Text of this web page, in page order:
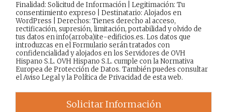
Finalidad: Solicitud de Información | Legitimación: Tu
consentimiento expreso | Destinatario: Alojados en
WordPress | Derechos: Tienes derecho al acceso,
rectificación, supresión, limitación, portabilidad y olvido de
tus datos en info(arroba)ite-edificios.es. Los datos que
introduzcas en el Formulario serán tratados con
confidencialidad y alojados en los Servidores de OVH
Hispano S.L. OVH Hispano S.L. cumple con la Normativa
Europea de Protección de Datos. También puedes consultar
elAviso Legaly laPolítica de Privacidadde esta web.
Solicitar Información